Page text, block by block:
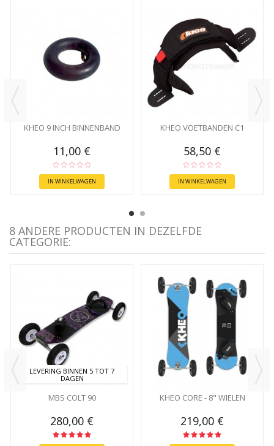
KHEO 9 INCH BINNENBAND
11,00 €
IN WINKELWAGEN
KHEO VOETBANDEN C1
58,50 €
IN WINKELWAGEN
8 ANDERE PRODUCTEN IN DEZELFDE
CATEGORIE:
LEVERING BINNEN 5 TOT 7
DAGEN
MBS COLT 90
280,00 €
KHEO CORE - 8" WIELEN
219,00 €